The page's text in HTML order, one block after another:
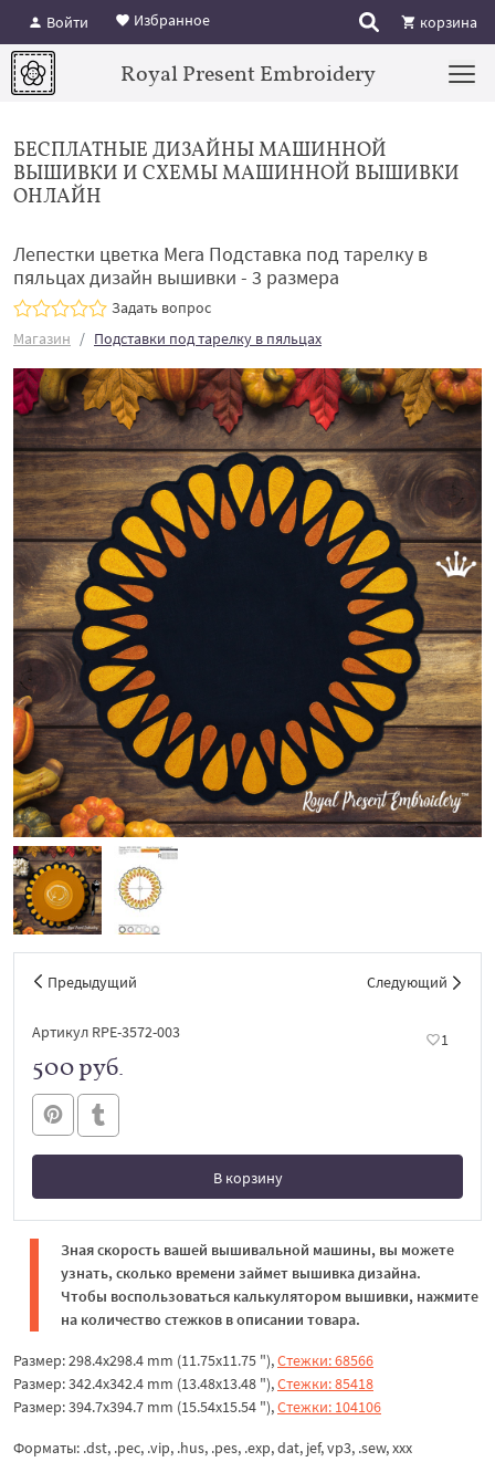
Войти Избранное корзина
Royal Present Embroidery
БЕСПЛАТНЫЕ ДИЗАЙНЫ МАШИННОЙ
ВЫШИВКИ И СХЕМЫ МАШИННОЙ ВЫШИВКИ
ОНЛАЙН
Лепестки цветка Мега Подставка под тарелку в
пяльцах дизайн вышивки - 3 размера
Задать вопрос
Магазин
Подставки под тарелку в пяльцах
Предыдущий Следующий
Артикул RPE-3572-003 1
500 руб.
В корзину
В корзине
Зная скорость вашей вышивальной машины, вы можете
узнать, сколько времени займет вышивка дизайна.
Чтобы воспользоваться калькулятором вышивки, нажмите
на количество стежков в описании товара.
Размер: 298.4x298.4 mm (11.75x11.75 "),Стежки: 68566
Размер: 342.4x342.4 mm (13.48x13.48 "),Стежки: 85418
Размер: 394.7x394.7 mm (15.54x15.54 "),Стежки: 104106
Форматы: .dst, .pec, .vip, .hus, .pes, .exp, dat, jef, vp3, .sew, xxx